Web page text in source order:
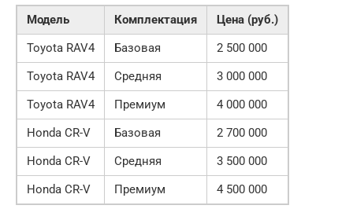
Модель Комплектация
Цена (руб.)
Toyota RAV4
Базовая
2 500 000
Toyota RAV4
Средняя
3 000 000
Toyota RAV4
Премиум
4 000 000
Honda CR-V
Базовая
2 700 000
Honda CR-V
Средняя
3 500 000
Honda CR-V
Премиум 4 500 000